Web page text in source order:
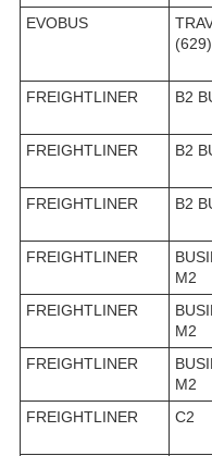
EVOBUS
(629)
FREIGHTLINER
B2
FREIGHTLINER
B2
FREIGHTLINER
B2
FREIGHTLINER
M2
FREIGHTLINER
M2
FREIGHTLINER
M2
FREIGHTLINER
C2